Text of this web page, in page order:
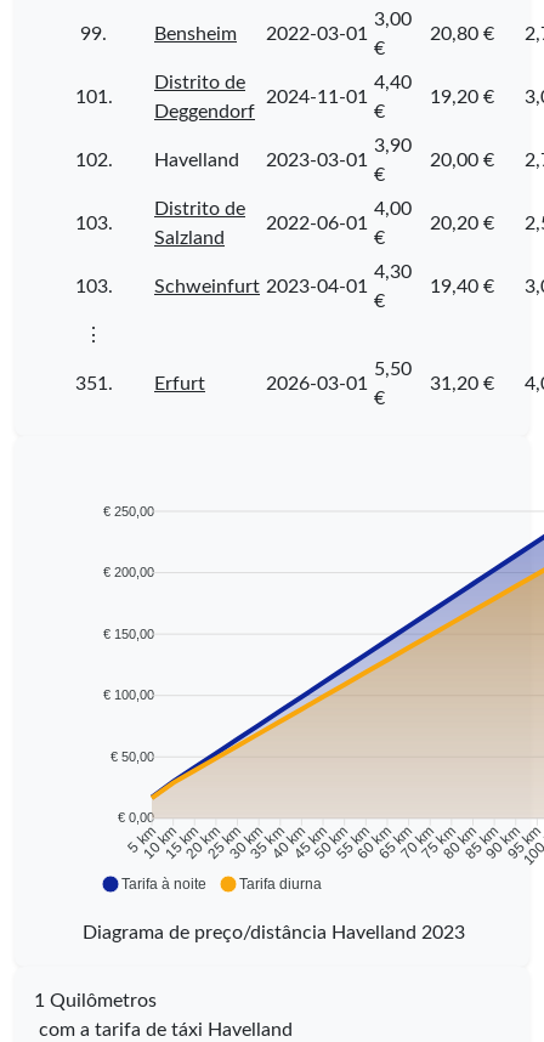
99. Bensheim 2022-03-01
3,00
€
20,80 €
101.
Distrito de
Deggendorf
2024-11-01
4,40
€
19,20 €
102. Havelland 2023-03-01
3,90
€
20,00 €
103.
Distrito de
Salzland
2022-06-01
4,00
€
20,20 €
103. Schweinfurt 2023-04-01
4,30
€
19,40 €
⋮
351. Erfurt 2026-03-01
5,50
€
31,20 €
€ 250,00
€ 200,00
€ 150,00
€ 100,00
€ 50,00
€ 0,00
5 km
10 km15 km20 km25 km30 km35 km40 km45 km50 km55 km60 km65 km70 km75 km80 km85 km90 km95 km
Tarifa à noite Tarifa diurna
Diagrama de preço/distância Havelland 2023
1 Quilômetros
com a tarifa de táxi Havelland